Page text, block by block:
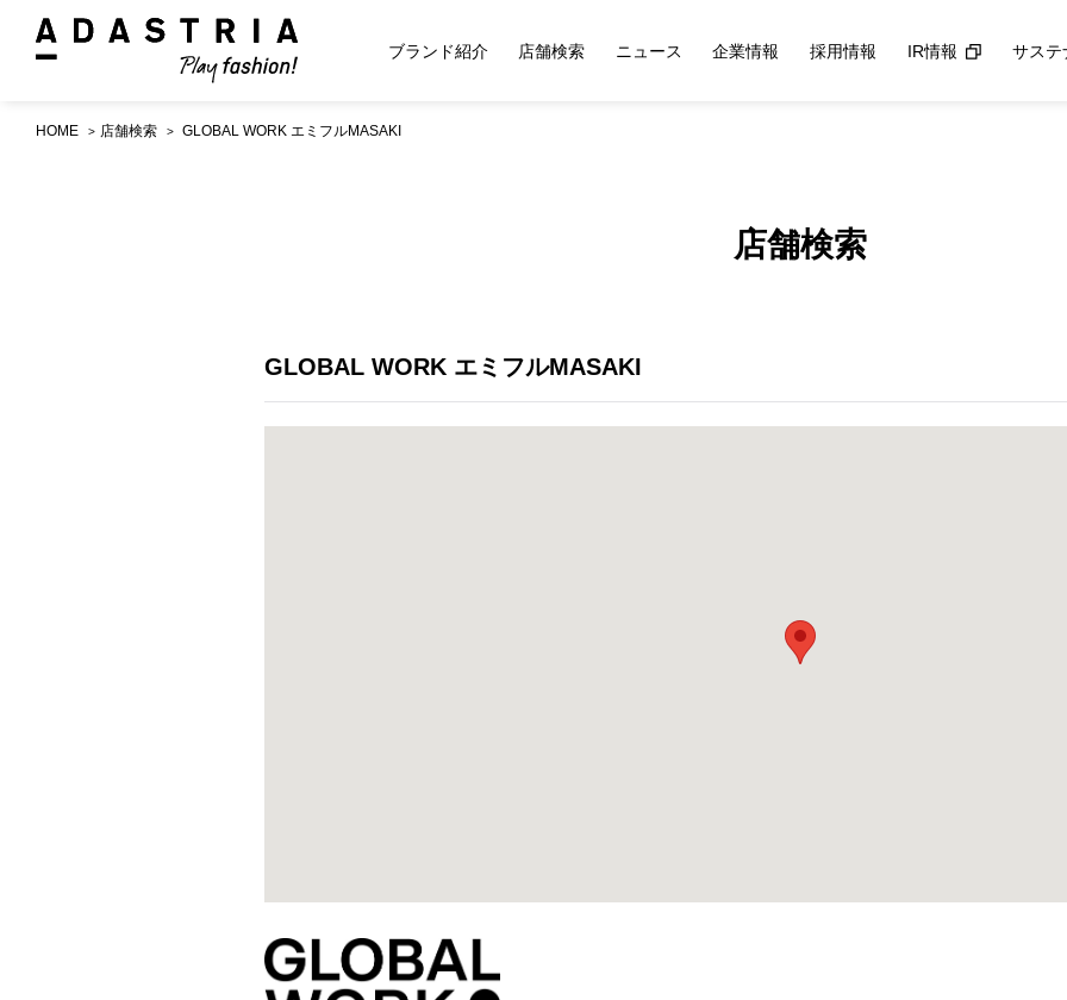
ブランド紹介 店舗検索 ニュース 企業情報 採用情報 IR情報 サステ
HOME 店舗検索 GLOBAL WORK エミフルMASAKI
店舗検索
GLOBAL WORK エミフルMASAKI